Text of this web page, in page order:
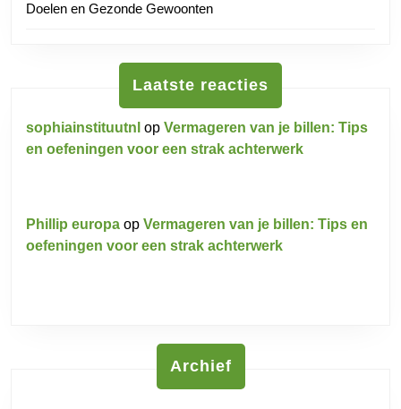
Doelen en Gezonde Gewoonten
Laatste reacties
sophiainstituutnl op Vermageren van je billen: Tips
en oefeningen voor een strak achterwerk
Phillip europa op Vermageren van je billen: Tips en
oefeningen voor een strak achterwerk
Archief